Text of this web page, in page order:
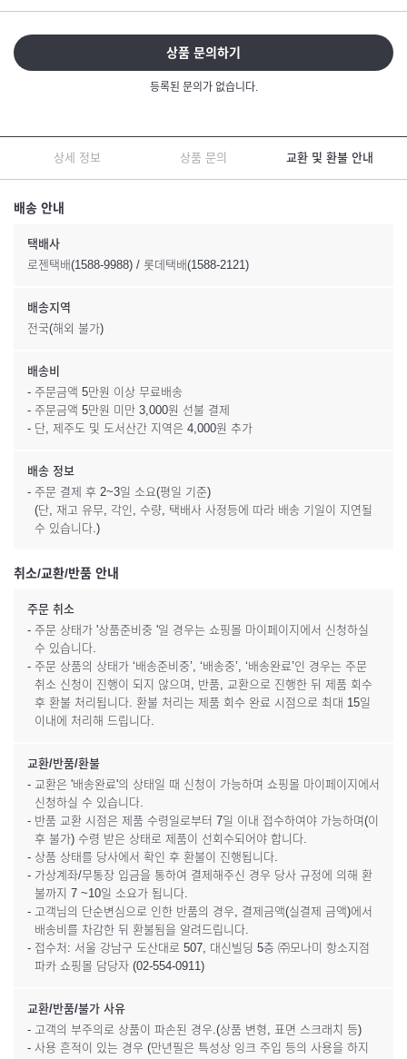
상품 문의하기
등록된 문의가 없습니다.
상세 정보 상품 문의 교환 및 환불 안내
배송 안내
택배사
로젠택배(1588-9988) / 롯데택배(1588-2121)
배송지역
전국(해외 불가)
배송비
- 주문금액 5만원 이상 무료배송
- 주문금액 5만원 미만 3,000원 선불 결제
- 단, 제주도 및 도서산간 지역은 4,000원 추가
배송 정보
- 주문 결제 후 2~3일 소요(평일 기준)
(단, 재고 유무, 각인, 수량, 택배사 사정등에 따라 배송 기일이 지연될
수 있습니다.)
취소/교환/반품 안내
주문 취소
- 주문 상태가 '상품준비중 '일 경우는 쇼핑몰 마이페이지에서 신청하실
수 있습니다.
- 주문 상품의 상태가 ‘배송준비중’, ‘배송중’, ‘배송완료’인 경우는 주문
취소 신청이 진행이 되지 않으며, 반품, 교환으로 진행한 뒤 제품 회수
후 환불 처리됩니다. 환불 처리는 제품 회수 완료 시점으로 최대 15일
이내에 처리해 드립니다.
교환/반품/환불
- 교환은 '배송완료'의 상태일 때 신청이 가능하며 쇼핑몰 마이페이지에서
신청하실 수 있습니다.
- 반품 교환 시점은 제품 수령일로부터 7일 이내 접수하여야 가능하며(이
후 불가) 수령 받은 상태로 제품이 선회수되어야 합니다.
- 상품 상태를 당사에서 확인 후 환불이 진행됩니다.
- 가상계좌/무통장 입금을 통하여 결제해주신 경우 당사 규정에 의해 환
불까지 7 ~10일 소요가 됩니다.
- 고객님의 단순변심으로 인한 반품의 경우, 결제금액(실결제 금액)에서
배송비를 차감한 뒤 환불됨을 알려드립니다.
- 접수처: 서울 강남구 도산대로 507, 대신빌딩 5층 ㈜모나미 항소지점
파카 쇼핑몰 담당자 (02-554-0911)
교환/반품/불가 사유
- 고객의 부주의로 상품이 파손된 경우.(상품 변형, 표면 스크래치 등)
- 사용 흔적이 있는 경우 (만년필은 특성상 잉크 주입 등의 사용을 하지